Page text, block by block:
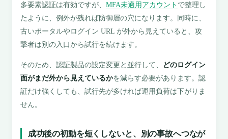
多要素認証は有効ですが、MFA未適用アカウント で整理し
たように、例外が残れば防御層の穴になります。同時に、
古いポータルやログイン URL が外から見えていると、攻
撃者は別の入口から試行を続けます。
そのため、認証製品の設定変更と並行して、
どのログイン
面がまだ外から見えているかを減らす必要があります。認
証だけ強くしても、試行先が多ければ運用負荷は下がりま
せん。
成功後の初動を短くしないと、別の事故へつなが